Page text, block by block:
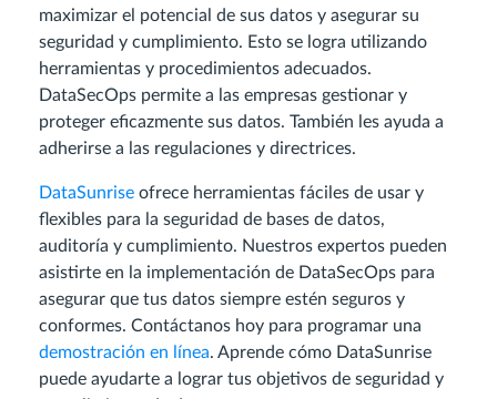
maximizar el potencial de sus datos y asegurar su
seguridad y cumplimiento. Esto se logra utilizando
herramientas y procedimientos adecuados.
DataSecOps permite a las empresas gestionar y
proteger eficazmente sus datos. También les ayuda a
adherirse a las regulaciones y directrices.
DataSunrise ofrece herramientas fáciles de usar y
flexibles para la seguridad de bases de datos,
auditoría y cumplimiento. Nuestros expertos pueden
asistirte en la implementación de DataSecOps para
asegurar que tus datos siempre estén seguros y
conformes. Contáctanos hoy para programar una
demostración en línea. Aprende cómo DataSunrise
puede ayudarte a lograr tus objetivos de seguridad y